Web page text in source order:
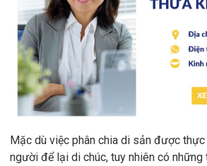
Mặc dù việc phân chia di sản được
người để lại di chúc, tuy nhiên có